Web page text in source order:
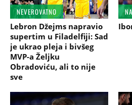
NEVEROVATNO
Lebron Džejms napravio
supertim u Filadelfiji: Sad
je ukrao pleja i bivšeg
MVP-a Željku
Obradoviću, ali to nije
sve